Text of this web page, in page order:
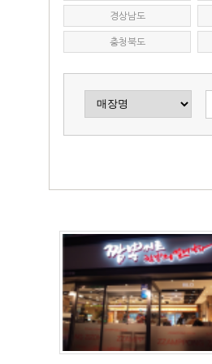
경상남도
충청북도